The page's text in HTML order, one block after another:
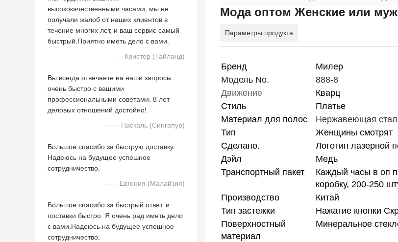
высококачественными часами, мы не
получали жалоб от наших клиентов в
течение многих лет, и ваш сервис самый
быстрый.Приятно иметь дело с вами.
—— Кристер (Тайланд)
Вы всегда отвечаете на наши запросы
очень быстро с вашими
профессиональными советами. 8 лет
деловых отношений достойно!
—— Паскаль (Сингапур)
Большое спасибо за быструю доставку.
Надеюсь на будущее успешное
сотрудничество.
—— Евгения (Малайзия)
Большое спасибо за быстрый ответ. и
поставки быстро. Я очень рад иметь дело
с вами.Надеюсь на будущее успешное
сотрудничество.
Мода оптом Женские или
Параметры продукта
Бренд
Милер
Модель No.
888-8
Движение
Кварц
Стиль
Платье
Материал для полос
Нержавеющая
Тип
Женщины смотрят
Сделано.
Логотип лазерной
Дэйл
Медь
Транспортный пакет
Каждый часы в оп
коробку, 200-250
Производство
Китай
Тип застежки
Нажатие кнопки
Поверхностный
материал
Минеральное